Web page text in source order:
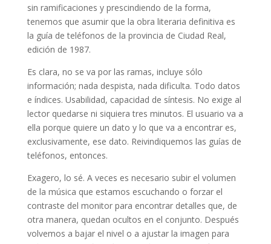
sin ramificaciones y prescindiendo de la forma,
tenemos que asumir que la obra literaria definitiva es
la guía de teléfonos de la provincia de Ciudad Real,
edición de 1987.
Es clara, no se va por las ramas, incluye sólo
información; nada despista, nada dificulta. Todo datos
e índices. Usabilidad, capacidad de síntesis. No exige al
lector quedarse ni siquiera tres minutos. El usuario va a
ella porque quiere un dato y lo que va a encontrar es,
exclusivamente, ese dato. Reivindiquemos las guías de
teléfonos, entonces.
Exagero, lo sé. A veces es necesario subir el volumen
de la música que estamos escuchando o forzar el
contraste del monitor para encontrar detalles que, de
otra manera, quedan ocultos en el conjunto. Después
volvemos a bajar el nivel o a ajustar la imagen para